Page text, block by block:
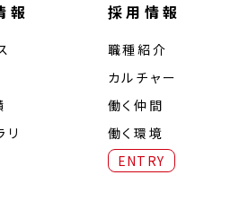
報
リ
採用情報
職種紹介
カルチャー
働く仲間
働く環境
ENTRY